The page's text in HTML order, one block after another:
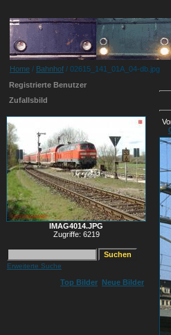
Home / Bahnhof / 02615_141_01A_04-db.jpg
Registrierte Benutzer
Zufallsbild
IMAG4014.JPG
Zugriffe: 6219
Erweiterte Suche
Top Bilder Neue Bilder